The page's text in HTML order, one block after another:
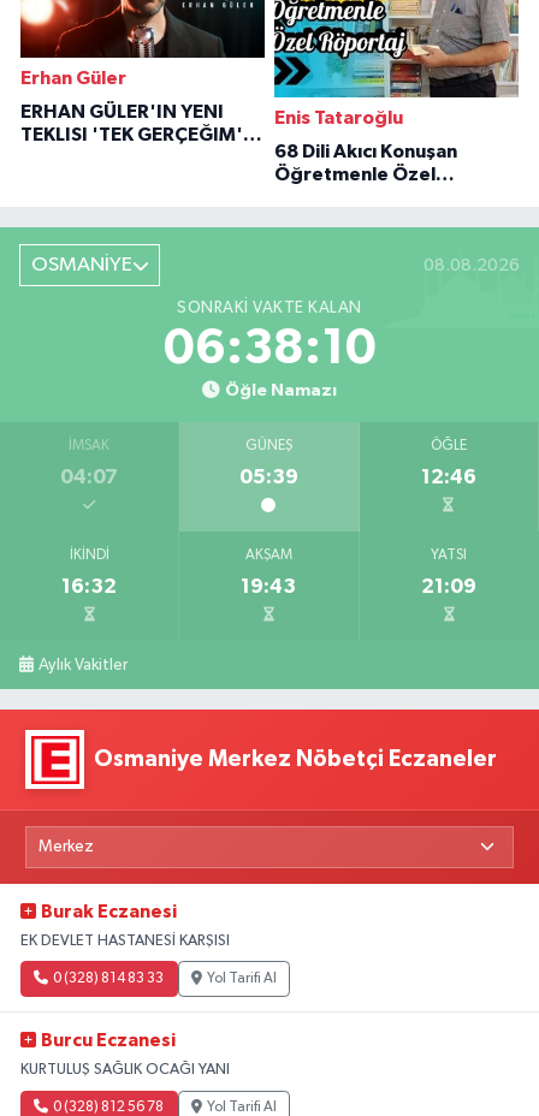
Erhan Güler
ERHAN GÜLER'IN YENI
TEKLISI 'TEK GERÇEĞIM'LE
Enis Tataroğlu
68 Dili Akıcı Konuşan
Öğretmenle Özel
OSMANİYE 08.08.2026
SONRAKI VAKTE KALAN
06:38:09
Öğle Namazı
İMSAK
04:07
GÜNEŞ
05:39
ÖĞLE
12:46
İKINDI
16:32
AKŞAM
19:43
YATSI
21:09
Aylık Vakitler
Osmaniye Merkez Nöbetçi Eczaneler
Burak Eczanesi
EK DEVLET HASTANESİ KARŞISI
0 (328) 814 83 33 Yol Tarifi Al
Burcu Eczanesi
KURTULUŞ SAĞLIK OCAĞI YANI
0 (328) 812 56 78 Yol Tarifi Al